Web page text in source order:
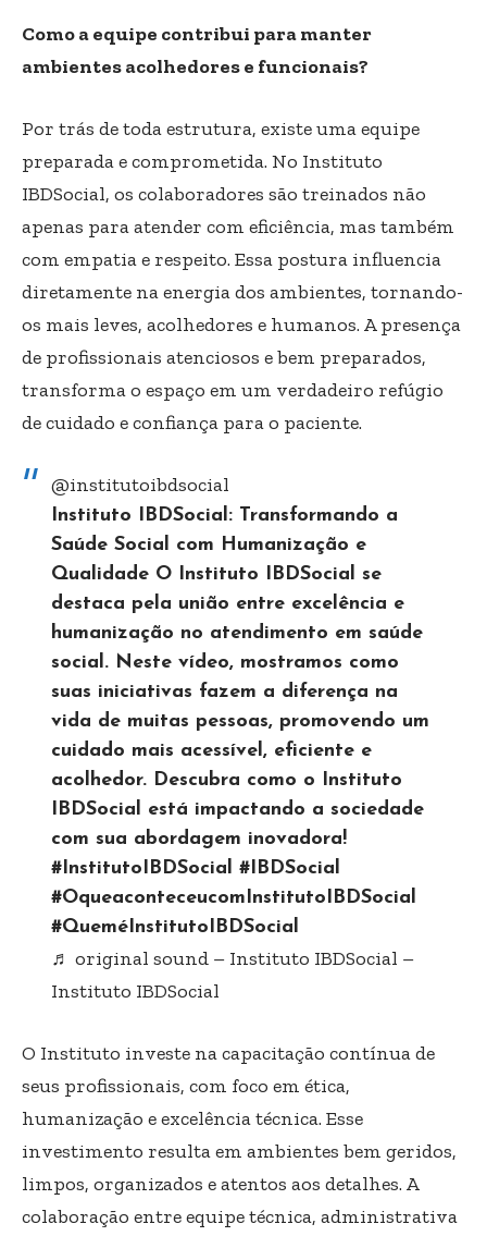
Como a equipe contribui para manter
ambientes acolhedores e funcionais?
Por trás de toda estrutura, existe uma equipe
preparada e comprometida. No Instituto
IBDSocial, os colaboradores são treinados não
apenas para atender com eficiência, mas também
com empatia e respeito. Essa postura influencia
diretamente na energia dos ambientes, tornando-
os mais leves, acolhedores e humanos. A presença
de profissionais atenciosos e bem preparados,
transforma o espaço em um verdadeiro refúgio
de cuidado e confiança para o paciente.
@institutoibdsocial
Instituto IBDSocial: Transformando a
Saúde Social com Humanização e
Qualidade O Instituto IBDSocial se
destaca pela união entre excelência e
humanização no atendimento em saúde
social. Neste vídeo, mostramos como
suas iniciativas fazem a diferença na
vida de muitas pessoas, promovendo um
cuidado mais acessível, eficiente e
acolhedor. Descubra como o Instituto
IBDSocial está impactando a sociedade
com sua abordagem inovadora!
#InstitutoIBDSocial #IBDSocial
#OqueaconteceucomInstitutoIBDSocial
#QueméInstitutoIBDSocial
♬ original sound – Instituto IBDSocial –
Instituto IBDSocial
O Instituto investe na capacitação contínua de
seus profissionais, com foco em ética,
humanização e excelência técnica. Esse
investimento resulta em ambientes bem geridos,
limpos, organizados e atentos aos detalhes. A
colaboração entre equipe técnica, administrativa